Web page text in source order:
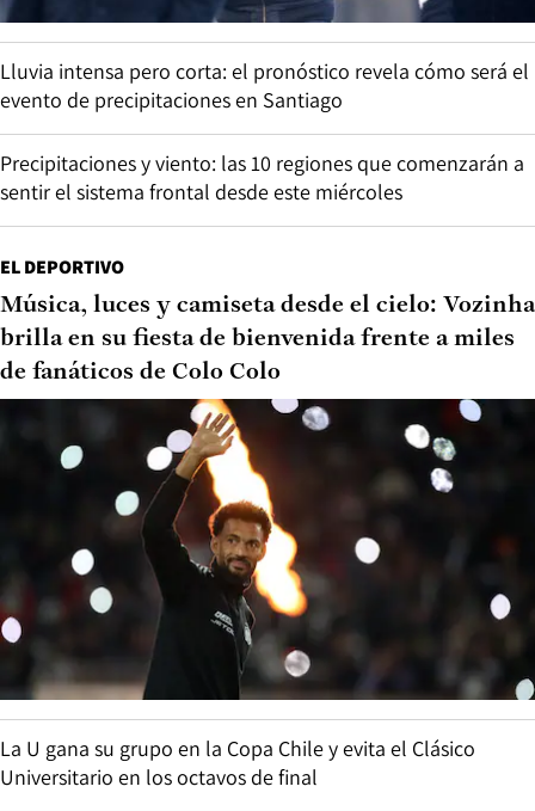
Lluvia intensa pero corta: el pronóstico revela cómo será el
evento de precipitaciones en Santiago
Precipitaciones y viento: las 10 regiones que comenzarán a
sentir el sistema frontal desde este miércoles
EL DEPORTIVO
Música, luces y camiseta desde el cielo: Vozinha
brilla en su fiesta de bienvenida frente a miles
de fanáticos de Colo Colo
La U gana su grupo en la Copa Chile y evita el Clásico
Universitario en los octavos de final